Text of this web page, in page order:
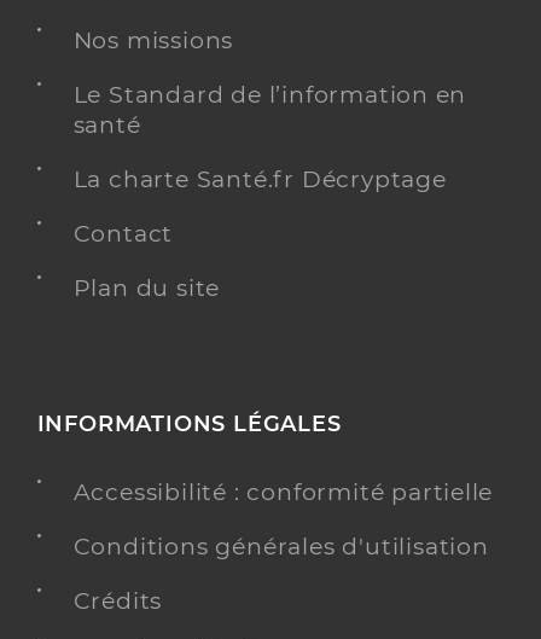
102 Boulevard Richard Wallace, 92800 Puteaux
Etablissement d'hébergement pour personnes
Adresse
12 Avenue Puvis De Chavannes, 92400
Téléphone
0141881200
Nos missions
Le Standard de l’information en
santé
La charte Santé.fr Décryptage
Contact
Plan du site
INFORMATIONS LÉGALES
Accessibilité : conformité partielle
Conditions générales d'utilisation
Crédits